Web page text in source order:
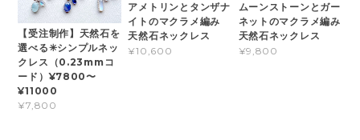
【受注制作】天然石を
選べる✳︎シンプルネッ
クレス（0.23mmコ
ード）¥7800〜
¥11000
¥7,800
アメトリンとタンザナ
イトのマクラメ編み
天然石ネックレス
¥10,600
ムーンストーンとガー
ネットのマクラメ編み
天然石ネックレス
¥9,800